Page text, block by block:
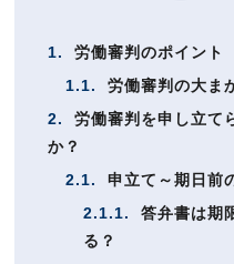
1.
労働審判のポイント
1.1.
労働審判の大ま
2.
労働審判を申し立て
か？
2.1.
申立て～期日前
2.1.1.
答弁書は期
る？